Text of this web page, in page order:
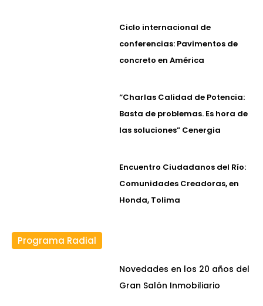
Ciclo internacional de
conferencias: Pavimentos de
concreto en América
“Charlas Calidad de Potencia:
Basta de problemas. Es hora de
las soluciones” Cenergia
Encuentro Ciudadanos del Río:
Comunidades Creadoras, en
Honda, Tolima
Programa Radial
Novedades en los 20 años del
Gran Salón Inmobiliario